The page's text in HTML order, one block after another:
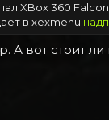
XBox 360
в xexmenu
А вот стоит